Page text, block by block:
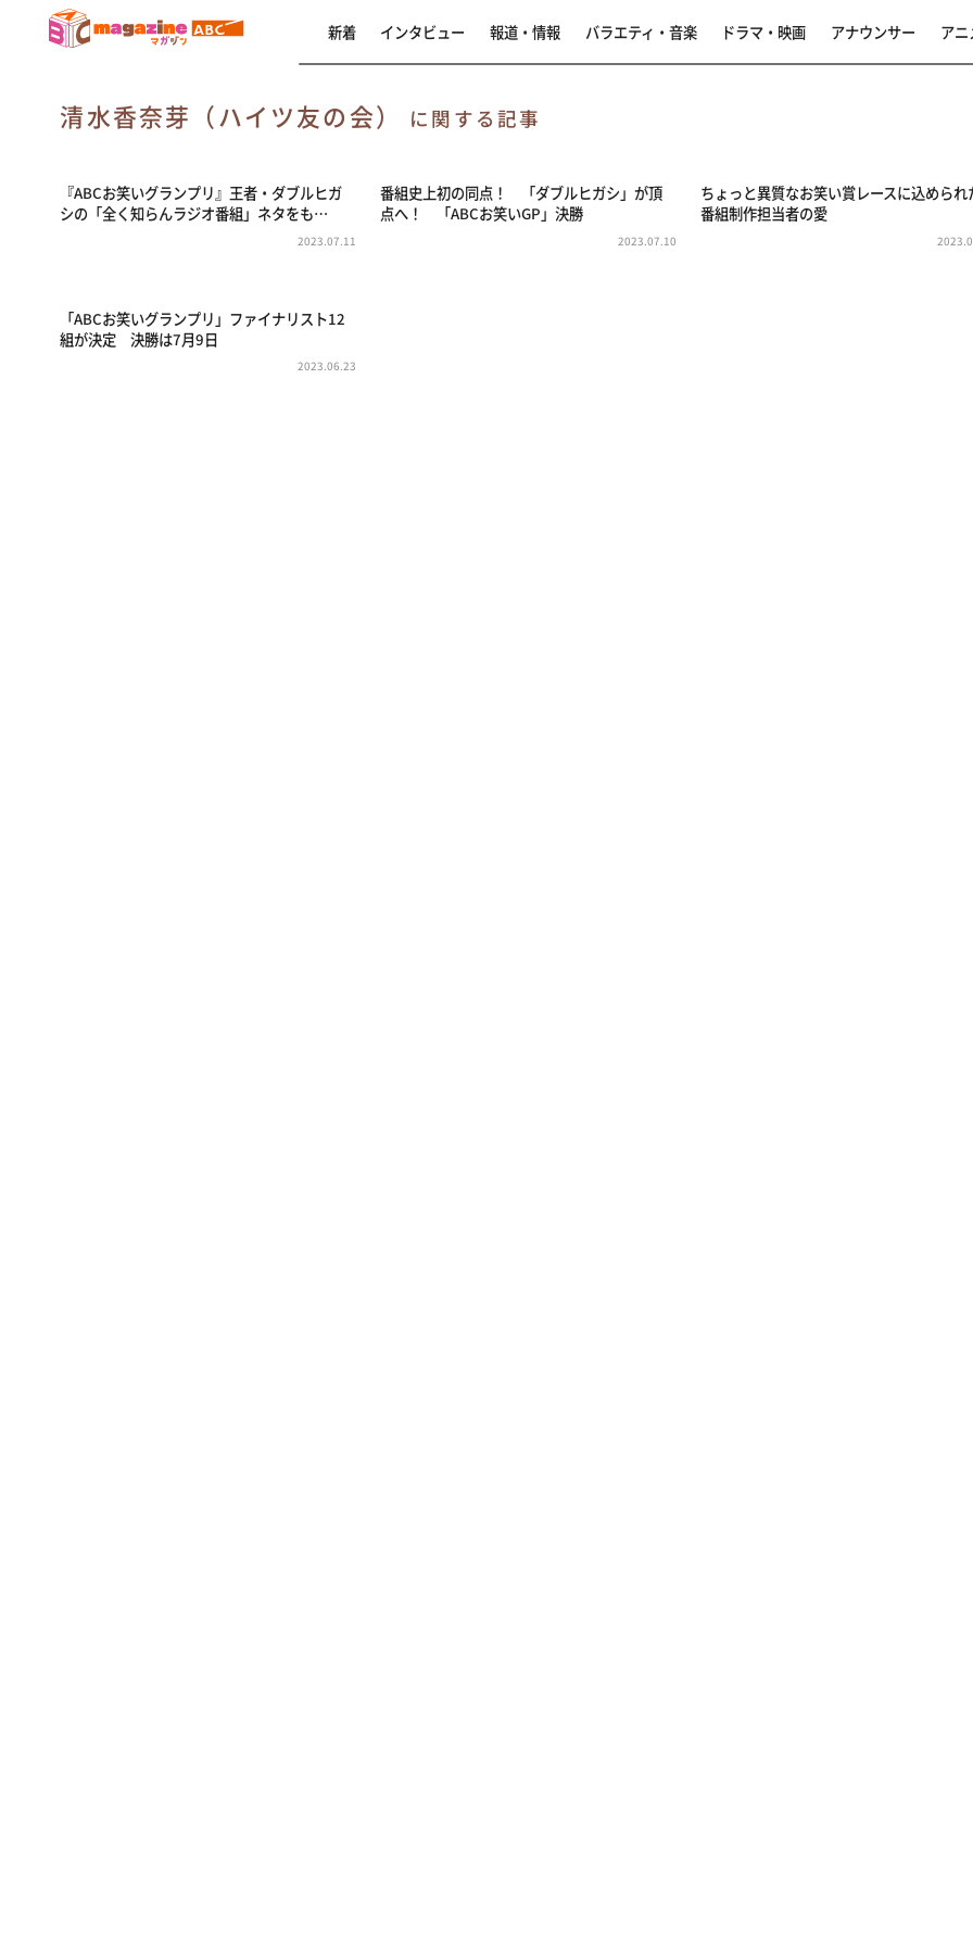
新着 インタビュー 報道・情報 バラエティ・音楽 ドラマ・映画 アナウンサー アニ
清水香奈芽（ハイツ友の会） に関する記事
『ABCお笑いグランプリ』王者・ダブルヒガ
シの「全く知らんラジオ番組」ネタをも…
2023.07.11
番組史上初の同点！ 「ダブルヒガシ」が頂
点へ！ 「ABCお笑いGP」決勝
2023.07.10
ちょっと異質なお笑い賞レースに込められ
番組制作担当者の愛
「ABCお笑いグランプリ」ファイナリスト12
組が決定 決勝は7月9日
2023.06.23